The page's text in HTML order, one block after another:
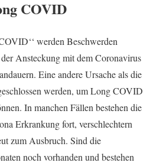
COVID
werden Beschwerden
Ansteckung mit dem Coronavirus
Eine andere Ursache als die
werden, um Long COVID
In manchen Fällen bestehen die
Erkrankung fort, verschlechtern
zum Ausbruch. Sind die
noch vorhanden und bestehen